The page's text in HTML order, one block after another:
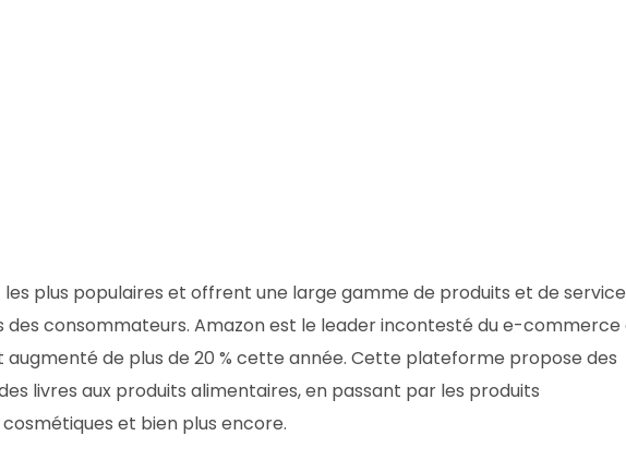
plus populaires et offrent une large gamme de produits et de
des consommateurs. Amazon est le leader incontesté du e-commerce
augmenté de plus de 20 % cette année. Cette plateforme propose des
livres aux produits alimentaires, en passant par les produits
et bien plus encore.